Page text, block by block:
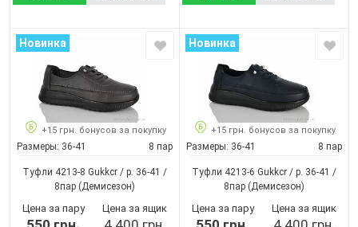
Новинка
+15 грн. бонусов за покупку
Размеры: 36-41 8 пар
Туфли 4213-8 Gukkcr / p. 36-41 /
8пар (Демисезон)
Цена за пару Цена за ящик
Новинка
+15 грн. бонусов за покупку
Размеры: 36-41 8 пар
Туфли 4213-6 Gukkcr / p. 36-41 /
8пар (Демисезон)
Цена за пару Цена за ящик